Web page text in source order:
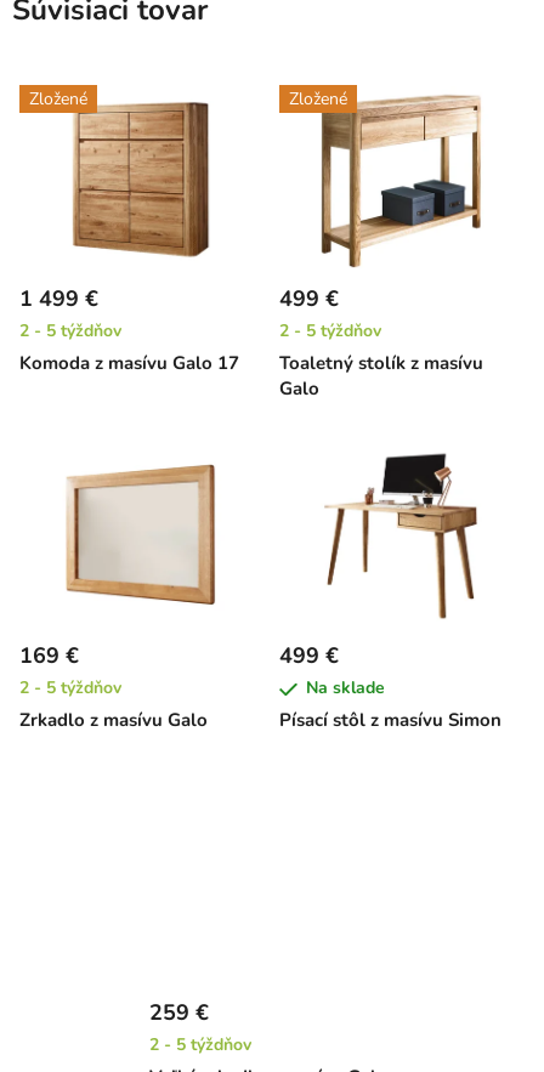
Súvisiaci tovar
Zložené
Komoda z masívu Galo 17
1 499 €
2 - 5 týždňov
Zložené
Toaletný stolík z masívu
Galo
499 €
2 - 5 týždňov
Zrkadlo z masívu Galo
169 €
2 - 5 týždňov
Písací stôl z masívu Simon
499 €
Na sklade
259 €
2 - 5 týždňov